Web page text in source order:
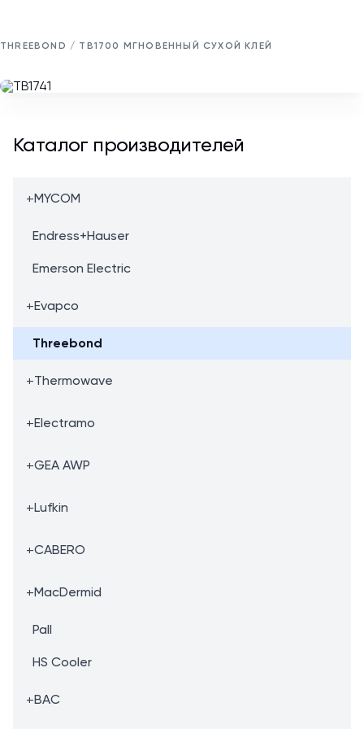
THREEBOND / TB1700 МГНОВЕННЫЙ СУХОЙ КЛЕЙ
Каталог производителей
+MYCOM
Endress+Hauser
Emerson Electric
+Evapco
Threebond
+Thermowave
+Electramo
+GEA AWP
+Lufkin
+CABERO
+MacDermid
Pall
HS Cooler
+BAC